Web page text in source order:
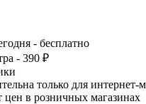
- бесплатно
- 390 ₽
только для интернет-
цен в розничных магазинах